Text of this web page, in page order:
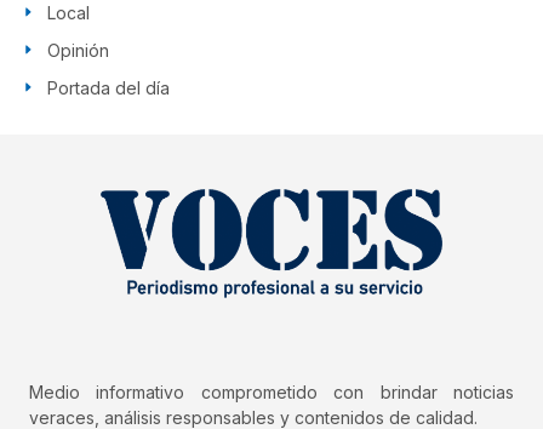
Local
Opinión
Portada del día
Medio informativo comprometido con brindar noticias
veraces, análisis responsables y contenidos de calidad.